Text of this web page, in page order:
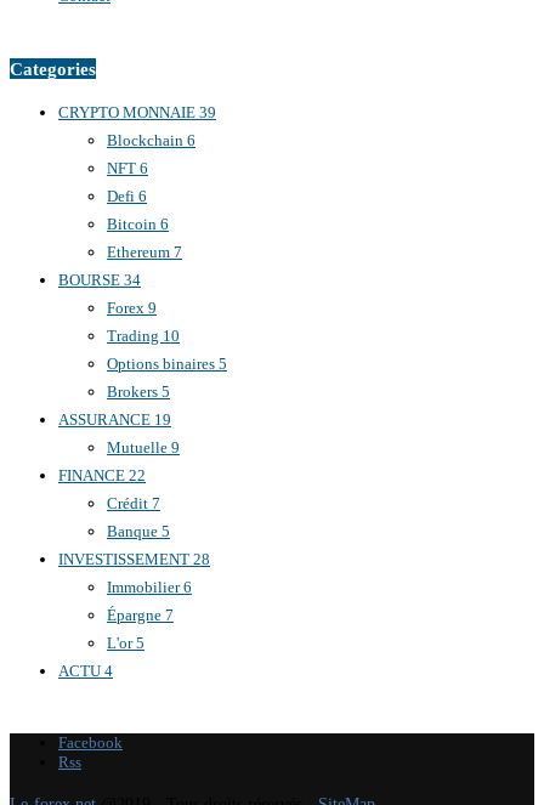
Categories
CRYPTO MONNAIE 39
Blockchain 6
NFT 6
Defi 6
Bitcoin 6
Ethereum 7
BOURSE 34
Forex 9
Trading 10
Options binaires 5
Brokers 5
ASSURANCE 19
Mutuelle 9
FINANCE 22
Crédit 7
Banque 5
INVESTISSEMENT 28
Immobilier6
Épargne 7
L'or5
ACTU 4
Facebook
Rss